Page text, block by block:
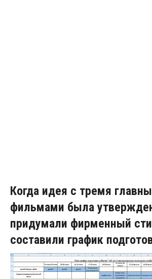
Когда идея с тремя
фильмами была
придумали фирменный
составили график